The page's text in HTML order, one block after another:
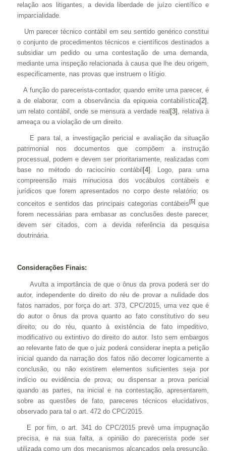
relação aos litigantes, a devida liberdade de juízo científico e
imparcialidade.
Um parecer técnico contábil em seu sentido genérico constitui
o conjunto de procedimentos técnicos e científicos destinados a
subsidiar um pedido ou uma contestação de uma demanda,
mediante uma inspeção relacionada à causa que lhe deu origem,
especificamente, nas provas que instruem o litígio.
A função do parecerista-contador, quando emite uma parecer, é
a de elaborar, com a observância da epiqueia contabilística[2]
um relato contábil, onde se mensura a verdade real [3]
, relativa à
ameaça ou a violação de um direito.
E para tal, a investigação pericial e avaliação da situação
patrimonial nos documentos que compõem a instrução
processual, podem e devem ser prioritariamente, realizadas com
base no método do raciocínio contábil [4] . Logo, para uma
compreensão mais minuciosa dos vocábulos contábeis e
jurídicos que forem apresentados no corpo deste relatório; os
conceitos e sentidos das principais categorias contábeis[5] que
forem necessárias para embasar as conclusões deste parecer,
devem ser citados, com a devida referência da pesquisa
doutrinária.
Considerações Finais:
Avulta a importância de que o ônus da prova poderá ser do
autor, independente do direito do réu de provar a nulidade dos
fatos narrados, por força do art. 373, CPC/2015, uma vez que é
do autor o ônus da prova quanto ao fato constitutivo do seu
direito; ou do réu, quanto à existência de fato impeditivo,
modificativo ou extintivo do direito do autor. Isto sem embargos
ao relevante fato de que o juiz poderá considerar inepta a petição
inicial quando da narração dos fatos não decorrer logicamente a
conclusão, ou não existirem elementos suficientes seja por
indício ou evidência de prova; ou dispensar a prova pericial
quando as partes, na inicial e na contestação, apresentarem,
sobre as questões de fato, pareceres técnicos elucidativos,
observado para tal o art. 472 do CPC/2015.
E por fim, o art. 341 do CPC/2015 prevê uma impugnação
precisa, e na sua falta, a opinião do parecerista pode ser
utilizada como um dos mecanismos alcançados pela presunção,